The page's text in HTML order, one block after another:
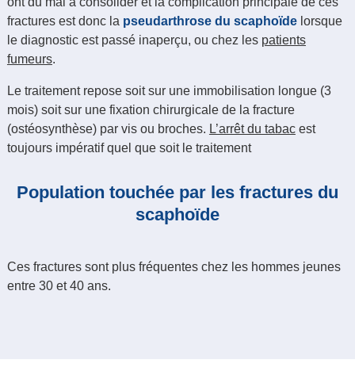
fractures est donc la pseudarthrose du scaphoïdelorsque
le diagnostic est passé inaperçu, ou chez les patients
fumeurs.
Le traitement repose soit sur une immobilisation longue (3
mois) soit sur une fixation chirurgicale de la fracture
(ostéosynthèse) par vis ou broches. L’arrêt du tabacest
toujours impératif quel que soit le traitement
Population touchée par les fractures du
scaphoïde
Ces fractures sont plus fréquentes chez les hommes jeunes
entre 30 et 40 ans.